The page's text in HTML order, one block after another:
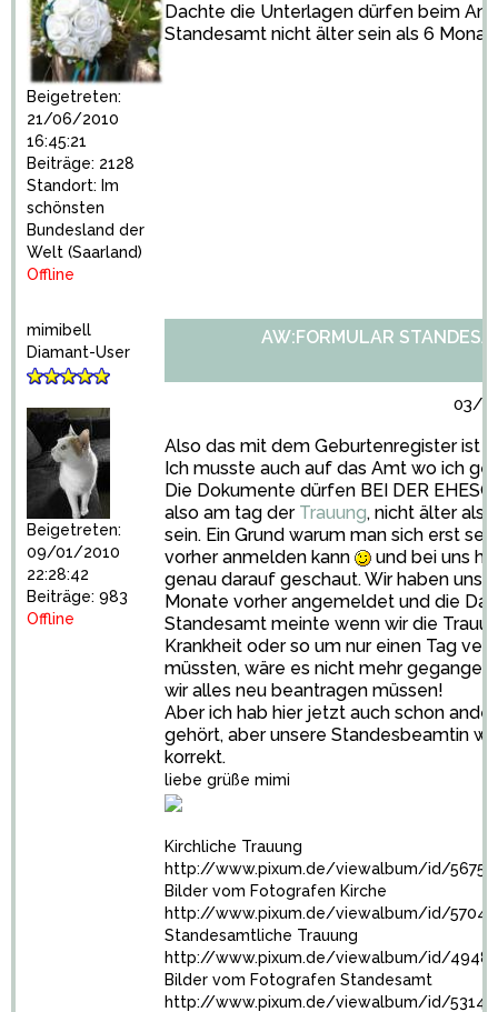
Beigetreten:
21/06/2010
16:45:21
Beiträge: 2128
Standort: Im
schönsten
Bundesland der
Welt (Saarland)
Offline
Dachte die Unterlagen dürfen beim
Standesamt nicht älter sein als 6
mimibell
Diamant-User
Beigetreten:
09/01/2010
22:28:42
Beiträge: 983
Offline
AW:FORMULAR
03/
Also das mit dem Geburtenregister ist
Ich musste auch auf das Amt wo ich
Die Dokumente dürfen BEI DER
also am tag der Trauung, nicht älter als
sein. Ein Grund warum man sich erst
vorher anmelden kann
und bei uns
genau darauf geschaut. Wir haben uns
Monate vorher angemeldet und die
Standesamt meinte wenn wir die
Krankheit oder so um nur einen Tag
müssten, wäre es nicht mehr
wir alles neu beantragen müssen!
Aber ich hab hier jetzt auch schon
gehört, aber unsere Standesbeamtin
korrekt.
liebe grüße mimi
Kirchliche Trauung
http://www.pixum.de/viewalbum/id/
Bilder vom Fotografen Kirche
http://www.pixum.de/viewalbum/id/
Standesamtliche Trauung
http://www.pixum.de/viewalbum/id/
Bilder vom Fotografen Standesamt
http://www.pixum.de/viewalbum/id/